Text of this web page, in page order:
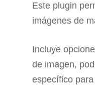
Este plugin
imágenes de
Incluye
de imagen,
específico